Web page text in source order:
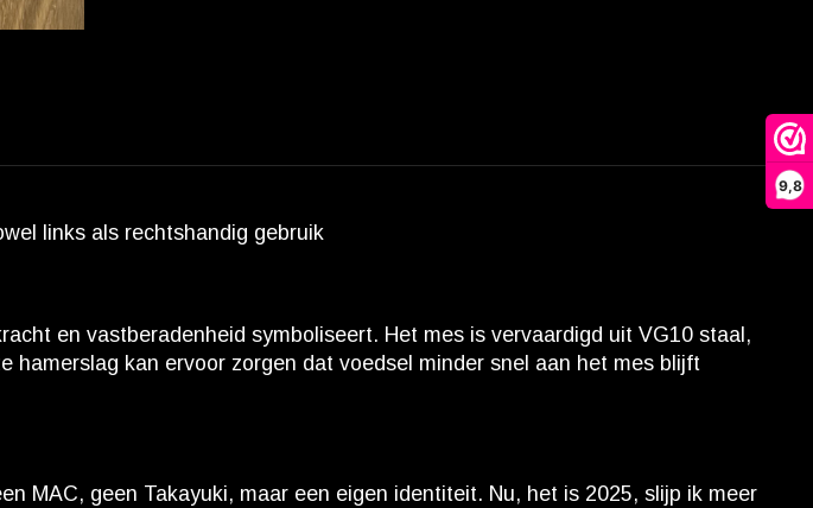
9,8
links als rechtshandig gebruik
en vastberadenheid symboliseert. Het mes is vervaardigd uit VG10 staal,
kan ervoor zorgen dat voedsel minder snel aan het mes blijft
MAC, geen Takayuki, maar een eigen identiteit. Nu, het is 2025, slijp ik meer